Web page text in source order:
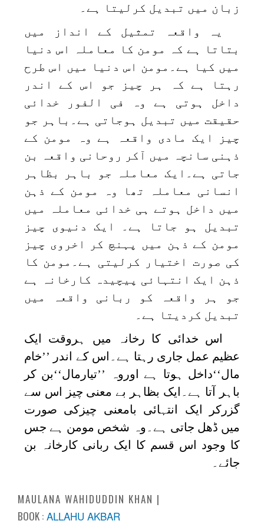
زبان میں تبدیل کرلیتا ہے۔
یہ واقعہ تمثیل کے انداز میں
بتاتا ہے کہ مومن کا معاملہ اس دنیا
میں کیا ہے۔مومن اس دنیا میں اس طرح
رہتا ہے کہ ہر چیز جو اس کے اندر
داخل ہوتی ہے وہ فی الفور خدائی
حقیقت میں تبدیل ہوجاتی ہے۔باہر جو
چیز ایک مادی واقعہ ہے وہ مومن کے
ذہنی سانچہ میں آکر روحانی واقعہ بن
جاتی ہے۔ایک معاملہ جو باہر بظاہر
انسانی معاملہ تھا وہ مومن کے ذہن
میں داخل ہوتے ہی خدائی معاملہ میں
تبدیل ہو جاتا ہے۔ ایک دنیوی چیز
مومن کے ذہن میں پہنچ کر اخروی چیز
کی صورت اختیار کرلیتی ہے۔مومن کا
ذہن ایک انتہائی پیچیدہ کارخانہ ہے
جو ہر واقعہ کو ربانی واقعہ میں
تبدیل کردیتا ہے۔
اس خدائی کا رخانہ میں ہروقت ایک
عظیم عمل جاری رہتا ہے۔اس کے اندر ’’خام
مال‘‘داخل ہوتا ہے اوروہ ’’تیارمال‘‘بن کر
باہر آتا ہے۔ایک بظاہر بے معنی چیز اس سے
گزرکر ایک انتہائی بامعنی چیزکی صورت
میں ڈھل جاتی ہے۔وہ شخص مومن ہے جس
کا وجود اس قسم کا ایک ربانی کارخانہ بن
جائے۔
MAULANA WAHIDUDDIN KHAN
BOOK : ALLAHU AKBAR